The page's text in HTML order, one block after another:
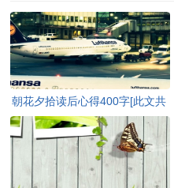
朝花夕拾读后心得400字[此文共
3965字]